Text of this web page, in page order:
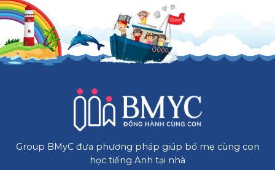
Group BMyC đưa phương pháp giúp bố mẹ cùng con
học tiếng Anh tại nhà